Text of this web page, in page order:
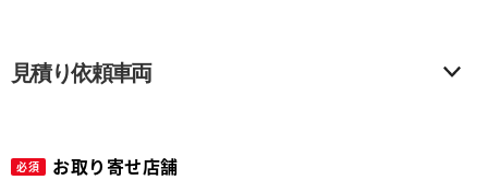
見積り依頼車両
必須 お取り寄せ店舗